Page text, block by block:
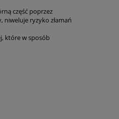
część poprzez
niweluje ryzyko złamań
które w sposób